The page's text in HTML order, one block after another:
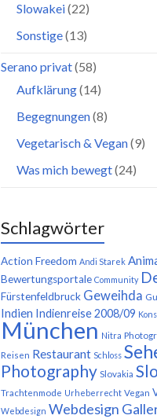
Slowakei(22)
Sonstige(13)
Serano privat(58)
Aufklärung(14)
Begegnungen(8)
Vegetarisch & Vegan(9)
Was mich bewegt(24)
Schlagwörter
Action Freedom Andi Starek
Bewertungsportale Community
Fürstenfeldbruck Geweihda
Indien Indienreise 2008/09
München Nitra
Reisen Restaurant Schloss
Photography Slovakia
Trachtenmode Urheberrecht Vegan
Webdesign Webdesign